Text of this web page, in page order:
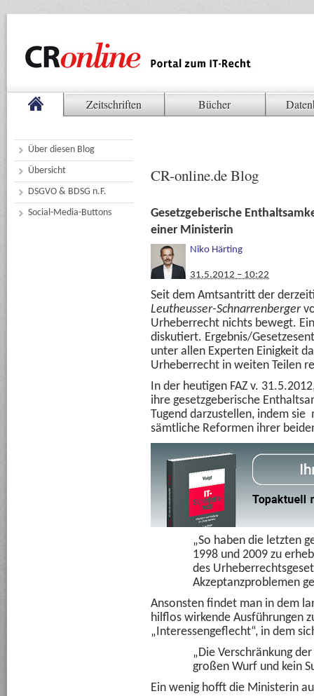
Zeitschriften Bücher
Über diesen Blog
Übersicht
DSGVO & BDSG n.F.
Social-Media-Buttons
CR-online.de Blog
Gesetzgeberische
einer Ministerin
Niko Härting
31.5.2012 – 10:22
Seit dem Amtsantritt der
Leutheusser-Schnarrenberger
Urheberrecht nichts bewegt.
diskutiert. Ergebnis/
unter allen Experten Einigkeit
Urheberrecht in weiten Teilen
In der heutigen FAZ v.
ihre gesetzgeberische
Tugend darzustellen, indem
sämtliche Reformen ihrer
„So haben die letzten
1998 und 2009 zu
des
Akzeptanzproblemen
Ansonsten findet man in dem
hilflos wirkende Ausführungen
„Interessengeflecht“, in dem
„Die Verschränkung
großen Wurf und kein
Ein wenig hofft die Ministerin